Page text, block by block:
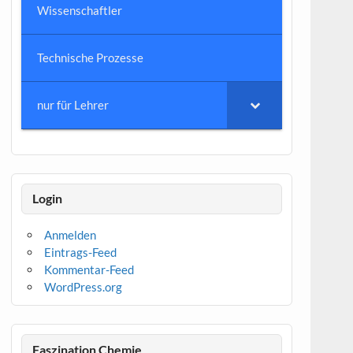
Wissenschaftler
Technische Prozesse
nur für Lehrer
Login
Anmelden
Eintrags-Feed
Kommentar-Feed
WordPress.org
Faszination Chemie